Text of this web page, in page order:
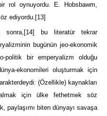
rol oynuyordu. E. Hobsbawm,
ediyordu. [13]
sonra, [14]
bu literatür tekrar
bugünün jeo-ekonomik
politik bir emperyalizm olduğu
ekonomileri oluşturmak için
(Özellikle) kaynakları
için ülke fethetmek söz
paylaşımı biten dünyayı savaşa